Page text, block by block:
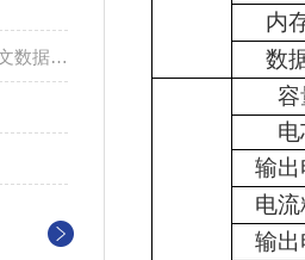
收设备
内
数
容
电
输出
电
输出